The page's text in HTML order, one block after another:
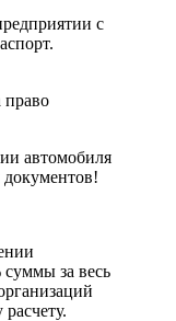
с
право
автомобиля
документов!
суммы за весь